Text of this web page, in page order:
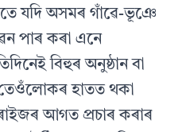
যদি অসমৰ গাঁৱে-ভূঞে
পাৰ কৰা এনে
বিহুৰ অনুষ্ঠান বা
হাতত থকা
আগত প্ৰচাৰ কৰাৰ